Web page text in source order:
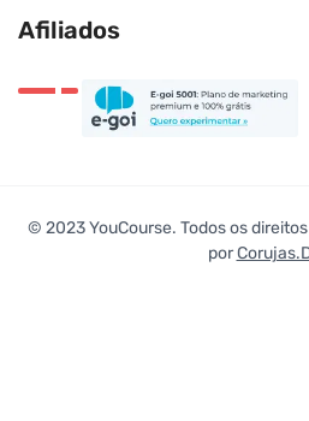
Afiliados
© 2023 YouCourse. Todos os
por